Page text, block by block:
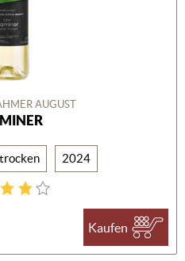
AUGUST
trocken 2024
Kaufen